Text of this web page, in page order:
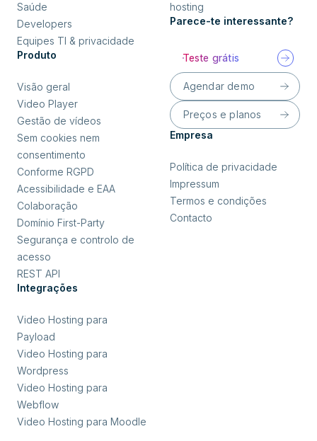
Saúde
Developers
Equipes TI & privacidade
Produto
Visão geral
Video Player
Gestão de vídeos
Sem cookies nem
consentimento
Conforme RGPD
Acessibilidade e EAA
Colaboração
Domínio First-Party
Segurança e controlo de
acesso
REST API
Integrações
Video Hosting para
Payload
Video Hosting para
Wordpress
Video Hosting para
Webflow
Video Hosting para Moodle
hosting
Parece-te interessante?
Teste grátis
Agendar demo
Preços e planos
Empresa
Política de privacidade
Impressum
Termos e condições
Contacto